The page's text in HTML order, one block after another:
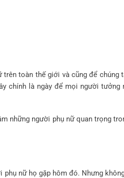
toàn thế giới và cũng để chúng
chính là ngày để mọi người tưởng
những người phụ nữ quan trọng
phụ nữ họ gặp hôm đó. Nhưng